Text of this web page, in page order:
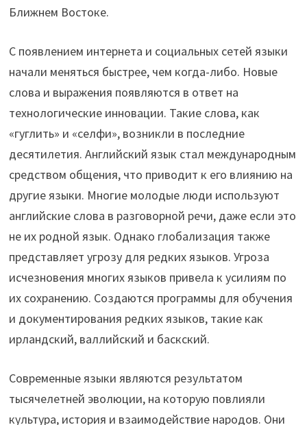
Ближнем Востоке.
С появлением интернета и социальных сетей языки
начали меняться быстрее, чем когда-либо. Новые
слова и выражения появляются в ответ на
технологические инновации. Такие слова, как
«гуглить» и «селфи», возникли в последние
десятилетия. Английский язык стал международным
средством общения, что приводит к его влиянию на
другие языки. Многие молодые люди используют
английские слова в разговорной речи, даже если это
не их родной язык. Однако глобализация также
представляет угрозу для редких языков. Угроза
исчезновения многих языков привела к усилиям по
их сохранению. Создаются программы для обучения
и документирования редких языков, такие как
ирландский, валлийский и баскский.
Современные языки являются результатом
тысячелетней эволюции, на которую повлияли
культура, история и взаимодействие народов. Они